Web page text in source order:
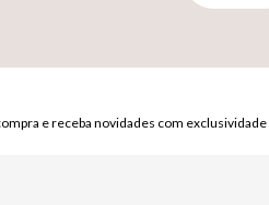
e receba novidades com exclusividade